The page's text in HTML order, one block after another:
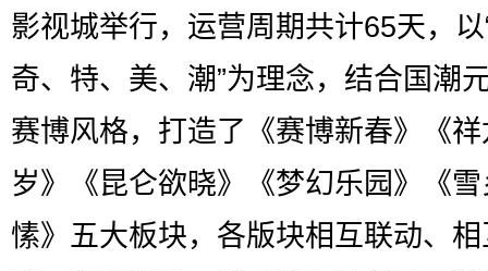
影视城举行，运营周期共计65天，以
奇、特、美、潮”为理念，结合国潮
赛博风格，打造了《赛博新春》《
岁》《昆仑欲晓》《梦幻乐园》《
愫》五大板块，各版块相互联动、